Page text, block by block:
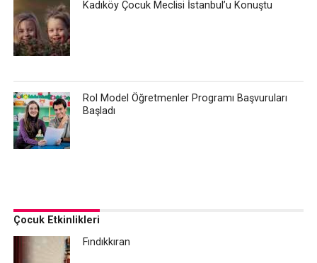
Kadıköy Çocuk Meclisi İstanbul’u Konuştu
Rol Model Öğretmenler Programı Başvuruları
Başladı
Çocuk Etkinlikleri
Fındıkkıran